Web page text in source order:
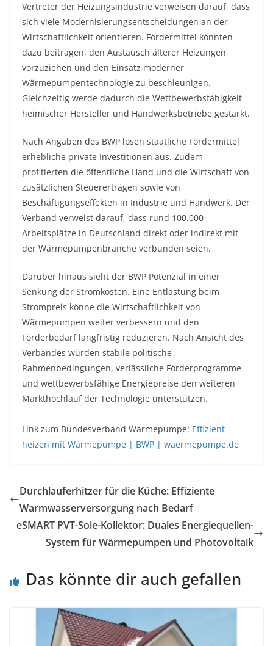
Vertreter der Heizungsindustrie verweisen darauf, dass
sich viele Modernisierungsentscheidungen an der
Wirtschaftlichkeit orientieren. Fördermittel könnten
dazu beitragen, den Austausch älterer Heizungen
vorzuziehen und den Einsatz moderner
Wärmepumpentechnologie zu beschleunigen.
Gleichzeitig werde dadurch die Wettbewerbsfähigkeit
heimischer Hersteller und Handwerksbetriebe gestärkt.
Nach Angaben des BWP lösen staatliche Fördermittel
erhebliche private Investitionen aus. Zudem
profitierten die öffentliche Hand und die Wirtschaft von
zusätzlichen Steuererträgen sowie von
Beschäftigungseffekten in Industrie und Handwerk. Der
Verband verweist darauf, dass rund 100.000
Arbeitsplätze in Deutschland direkt oder indirekt mit
der Wärmepumpenbranche verbunden seien.
Darüber hinaus sieht der BWP Potenzial in einer
Senkung der Stromkosten. Eine Entlastung beim
Strompreis könne die Wirtschaftlichkeit von
Wärmepumpen weiter verbessern und den
Förderbedarf langfristig reduzieren. Nach Ansicht des
Verbandes würden stabile politische
Rahmenbedingungen, verlässliche Förderprogramme
und wettbewerbsfähige Energiepreise den weiteren
Markthochlauf der Technologie unterstützen.
Link zum Bundesverband Wärmepumpe: Effizient
heizen mit Wärmepumpe | BWP | waermepumpe.de
Durchlauferhitzer für die Küche: Effiziente
Warmwasserversorgung nach Bedarf
eSMART PVT-Sole-Kollektor: Duales Energiequellen-
System für Wärmepumpen und Photovoltaik
Das könnte dir auch gefallen